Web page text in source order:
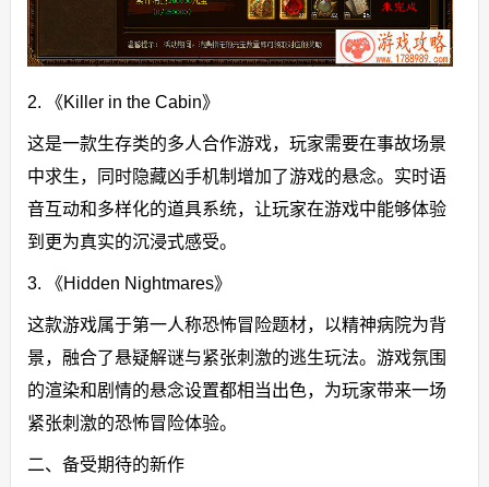
2. 《Killer in the Cabin》
这是一款生存类的多人合作游戏，玩家需要在事故场景
中求生，同时隐藏凶手机制增加了游戏的悬念。实时语
音互动和多样化的道具系统，让玩家在游戏中能够体验
到更为真实的沉浸式感受。
3. 《Hidden Nightmares》
这款游戏属于第一人称恐怖冒险题材，以精神病院为背
景，融合了悬疑解谜与紧张刺激的逃生玩法。游戏氛围
的渲染和剧情的悬念设置都相当出色，为玩家带来一场
紧张刺激的恐怖冒险体验。
二、备受期待的新作